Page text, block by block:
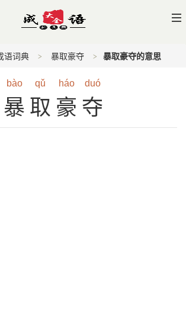
语词典 暴取豪夺 暴取豪夺的意思
bào qǔ háo duó
暴取豪夺